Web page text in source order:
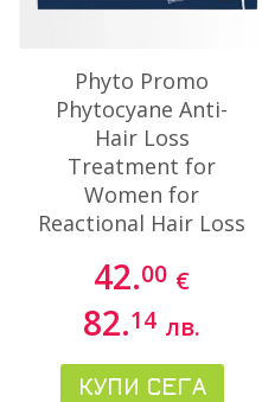
Phyto Promo
Phytocyane Anti-
Hair Loss
Treatment for
Women for
Reactional Hair Loss
42.00 €
82.14 лв.
КУПИ СЕГА